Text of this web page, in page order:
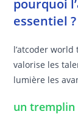
pourquoi
essentiel ?
l’atcoder
valorise les
lumière les
un tremplin